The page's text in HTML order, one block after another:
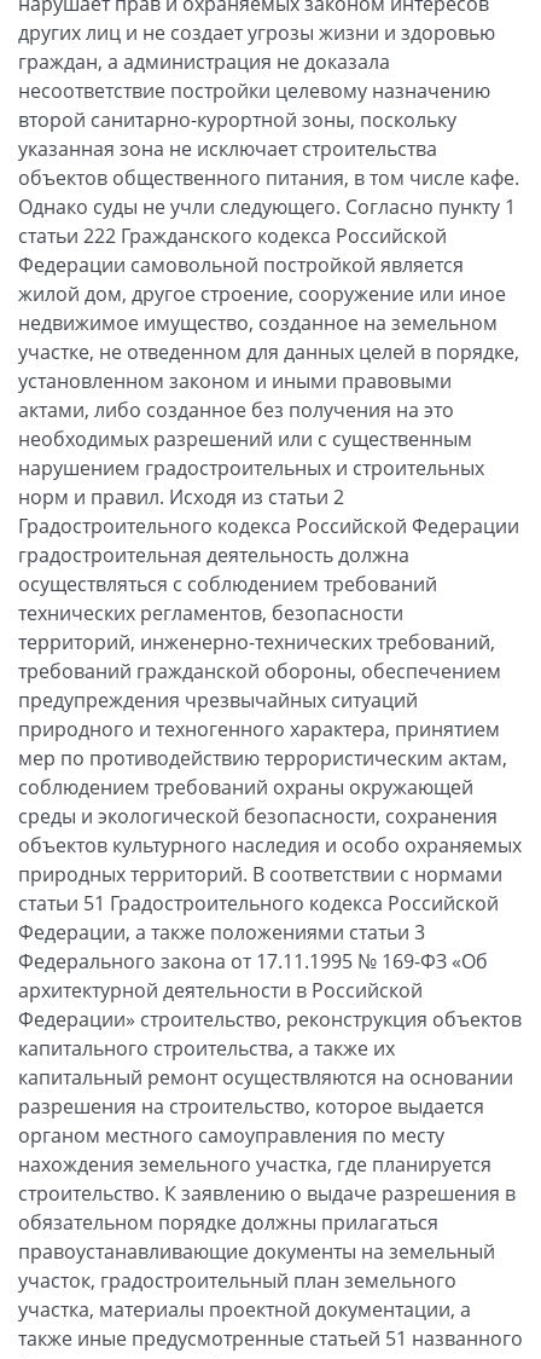
других лиц и не создает угрозы жизни и здоровью
граждан, а администрация не доказала
несоответствие постройки целевому назначению
второй санитарно-курортной зоны, поскольку
указанная зона не исключает строительства
объектов общественного питания, в том числе кафе.
Однако суды не учли следующего. Согласно пункту 1
статьи 222 Гражданского кодекса Российской
Федерации самовольной постройкой является
жилой дом, другое строение, сооружение или иное
недвижимое имущество, созданное на земельном
участке, не отведенном для данных целей в порядке,
установленном законом и иными правовыми
актами, либо созданное без получения на это
необходимых разрешений или с существенным
нарушением градостроительных и строительных
норм и правил. Исходя из статьи 2
Градостроительного кодекса Российской Федерации
градостроительная деятельность должна
осуществляться с соблюдением требований
технических регламентов, безопасности
территорий, инженерно-технических требований,
требований гражданской обороны, обеспечением
предупреждения чрезвычайных ситуаций
природного и техногенного характера, принятием
мер по противодействию террористическим актам,
соблюдением требований охраны окружающей
среды и экологической безопасности, сохранения
объектов культурного наследия и особо охраняемых
природных территорий. В соответствии с нормами
статьи 51 Градостроительного кодекса Российской
Федерации, а также положениями статьи 3
Федерального закона от 17.11.1995 № 169-ФЗ «Об
архитектурной деятельности в Российской
Федерации» строительство, реконструкция объектов
капитального строительства, а также их
капитальный ремонт осуществляются на основании
разрешения на строительство, которое выдается
органом местного самоуправления по месту
нахождения земельного участка, где планируется
строительство. К заявлению о выдаче разрешения в
обязательном порядке должны прилагаться
правоустанавливающие документы на земельный
участок, градостроительный план земельного
участка, материалы проектной документации, а
также иные предусмотренные статьей 51 названного